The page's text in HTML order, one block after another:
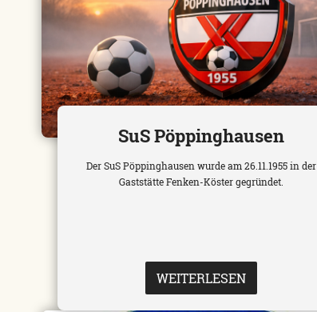
SuS Pöppinghausen
Der SuS Pöppinghausen wurde am 26.11.1955 in der
Gaststätte Fenken-Köster gegründet.
WEITERLESEN